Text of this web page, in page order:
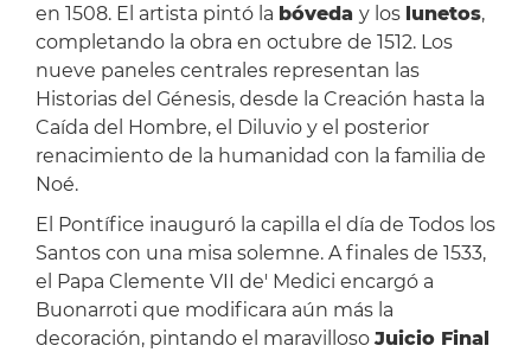
en 1508. El artista pintó la bóveda y los lunetos,
completando la obra en octubre de 1512. Los
nueve paneles centrales representan las
Historias del Génesis, desde la Creación hasta la
Caída del Hombre, el Diluvio y el posterior
renacimiento de la humanidad con la familia de
Noé.
El Pontífice inauguró la capilla el día de Todos los
Santos con una misa solemne. A finales de 1533,
el Papa Clemente VII de' Medici encargó a
Buonarroti que modificara aún más la
decoración, pintando el maravilloso Juicio Final